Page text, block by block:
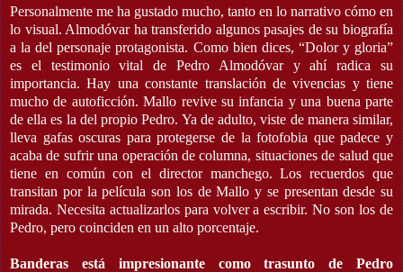
Personalmente me ha gustado mucho, tanto en lo narrativo cómo en
lo visual. Almodóvar ha transferido algunos pasajes de su biografía
a la del personaje protagonista. Como bien dices, “Dolor y gloria”
es el testimonio vital de Pedro Almodóvar y ahí radica su
importancia. Hay una constante translación de vivencias y tiene
mucho de autoficción. Mallo revive su infancia y una buena parte
de ella es la del propio Pedro. Ya de adulto, viste de manera similar,
lleva gafas oscuras para protegerse de la fotofobia que padece y
acaba de sufrir una operación de columna, situaciones de salud que
tiene en común con el director manchego. Los recuerdos que
transitan por la película son los de Mallo y se presentan desde su
mirada. Necesita actualizarlos para volver a escribir. No son los de
Pedro, pero coinciden en un alto porcentaje.
Banderas está impresionante como trasunto de Pedro